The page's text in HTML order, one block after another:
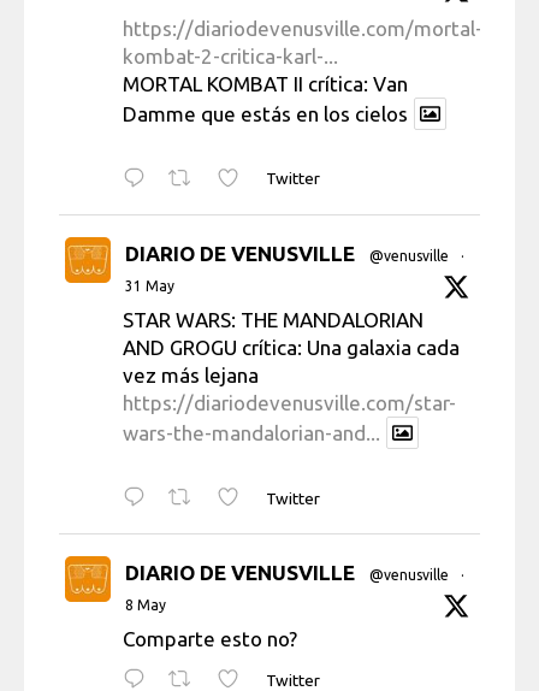
https://diariodevenusville.com/mortal-
kombat-2-critica-karl-...
MORTAL KOMBAT II crítica: Van
Damme que estás en los cielos
Twitter
DIARIO DE VENUSVILLE @venusville
·
31 May
STAR WARS: THE MANDALORIAN
AND GROGU crítica: Una galaxia cada
vez más lejana
https://diariodevenusville.com/star-
wars-the-mandalorian-and...
Twitter
DIARIO DE VENUSVILLE @venusville
·
8 May
Comparte esto no?
Twitter